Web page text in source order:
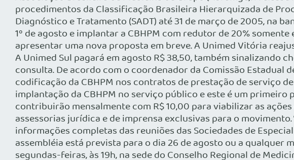
procedimentos da Classificação Brasileira Hierarquizada de
Diagnóstico e Tratamento (SADT) até 31 de março de 2005, na
1º de agosto e implantar a CBHPM com redutor de 20%
apresentar uma nova proposta em breve. A Unimed Vitória
A Unimed Sul pagará em agosto R$ 38,50, também sinalizando
consulta. De acordo com o coordenador da Comissão Estadual
codificação da CBHPM nos contratos de prestação de serviço
implantação da CBHPM no serviço público e este é um primeiro
contribuirão mensalmente com R$ 10,00 para viabilizar as
assessorias jurídica e de imprensa exclusivas para o
informações completas das reuniões das Sociedades de
assembléia está prevista para o dia 26 de agosto ou a qualquer
segundas-feiras, às 19h, na sede do Conselho Regional de